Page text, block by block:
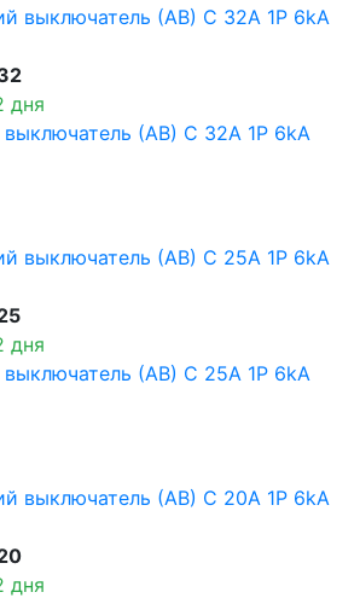
дня
(АВ) C 32A 1P 6kA
дня
(АВ) C 25A 1P 6kA
дня